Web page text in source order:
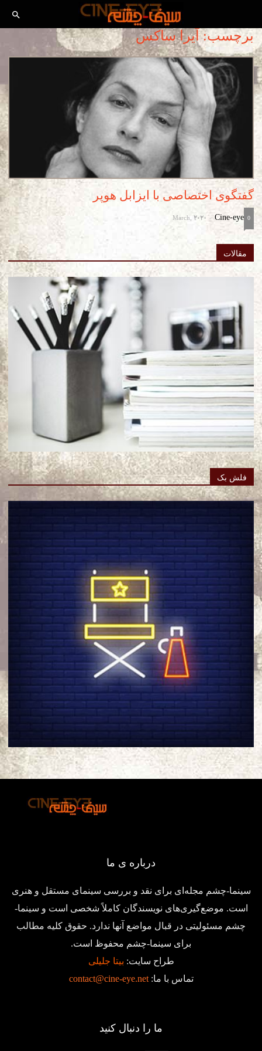
برچسب: آیرا ساکس
گفتگوی اختصاصی با ایزابل هوپر
Cine-eye
-
March, 2020 0
مقالات
فلش بک
درباره ی ما
سینما-چشم مجله‌ای برای نقد و بررسی سینمای مستقل و هنری
است. موضع‌گیری‌های نویسندگان کاملاً شخصی است و سینما-
چشم مسئولیتی در قبال مواضع آنها ندارد. حقوق کلیه مطالب
برای سینما-چشم محفوظ است.
طراح سایت: بیتا جلیلی
تماس با ما:contact@cine-eye.net
ما را دنبال کنید